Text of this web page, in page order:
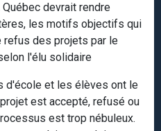
devrait rendre
les motifs objectifs qui
refus des projets par le
l'élu solidaire
d'école et les élèves ont le
est accepté, refusé ou
est trop nébuleux.